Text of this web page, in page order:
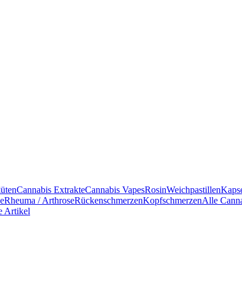
Cannabis ExtrakteCannabis VapesRosinWeichpastillen
Rheuma / ArthroseRückenschmerzenKopfschmerzenAlle
Artikel